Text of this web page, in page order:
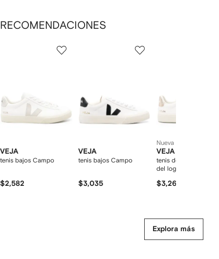
RECOMENDACIONES
VEJA
tenis bajos Campo
$2,582
VEJA
tenis bajos Campo
$3,035
Nueva temporada
VEJA
tenis de piel con
del logo
$3,268
Explora más